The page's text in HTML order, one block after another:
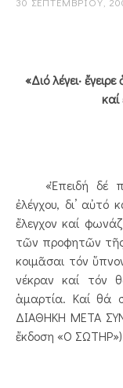
«Διό λέγει·
καί
«Ἐπειδή δέ
ἐλέγχου, δι’ αὐτό
ἔλεγχον καί
τῶν προφητῶν
κοιμᾶσαι τόν
νέκραν καί τόν
ἁμαρτία. Καί θά
ΔΙΑΘΗΚΗ ΜΕΤΑ
ἔκδοση «Ο